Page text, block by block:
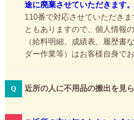
途に廃棄させていただきます。
110番で対応させていただき
ともありますので、個人情報
（給料明細、成績表、履歴書
ダー作業等）はお客様自身で
近所の人に不用品の搬出を見